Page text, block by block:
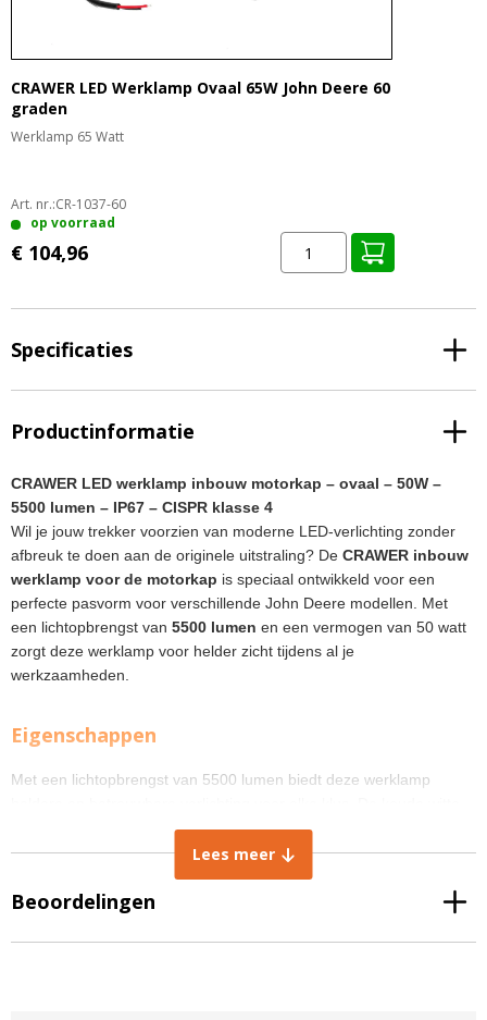
CRAWER LED Werklamp Ovaal 65W John Deere 60
graden
Werklamp 65 Watt
Art. nr.:CR-1037-60
op voorraad
€ 104,96
Specificaties
Productinformatie
CRAWER LED werklamp inbouw motorkap – ovaal – 50W –
5500 lumen – IP67 – CISPR klasse 4
Wil je jouw trekker voorzien van moderne LED-verlichting zonder
afbreuk te doen aan de originele uitstraling? De CRAWER inbouw
werklamp voor de motorkap is speciaal ontwikkeld voor een
perfecte pasvorm voor verschillende John Deere modellen. Met
een lichtopbrengst van 5500 lumen en een vermogen van 50 watt
zorgt deze werklamp voor helder zicht tijdens al je
werkzaamheden.
Eigenschappen
Met een lichtopbrengst van 5500 lumen biedt deze werklamp
lichtkleur met een lichttemperatuur van 6000K zorgt voor optimale
zichtbaarheid, zelfs in de meest uitdagende omgevingen. Met een
breedstralende hoek van 60 graden verlicht je een breed gebied op
het land
CRAWER heeft de lamp extra robuust gemaakt, zodat deze lekker
Lees meer
Beoordelingen